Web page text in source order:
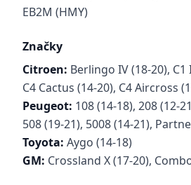
EB2M (HMY)
Značky
Citroen: Berlingo IV (18-20), C1
C4 Cactus (14-20), C4 Aircross
Peugeot: 108 (14-18), 208 (12-
508 (19-21), 5008 (14-21),
Toyota: Aygo (14-18)
GM: Crossland X (17-20),